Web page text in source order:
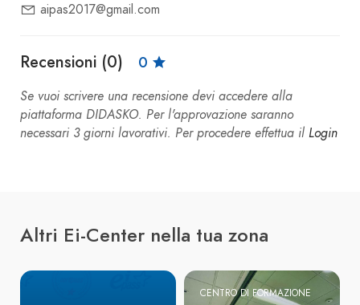
aipas2017@gmail.com
Recensioni (0) 0
Se vuoi scrivere una recensione devi accedere alla
piattaforma DIDASKO. Per l'approvazione saranno
necessari 3 giorni lavorativi. Per procedere effettua il Login
Altri Ei-Center nella tua zona
CENTRO DI FORMAZIONE